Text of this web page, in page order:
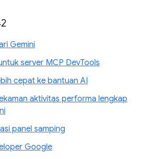
Gemini
server MCP DevTools
cepat ke bantuan AI
aktivitas performa lengkap
panel samping
Google